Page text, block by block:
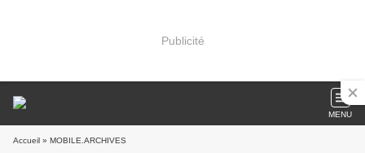
Publicité
MENU
Accueil » MOBILE.ARCHIVES